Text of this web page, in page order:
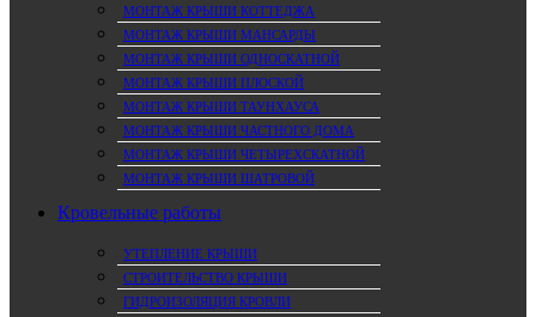
МОНТАЖ КРЫШИ КОТТЕДЖА
МОНТАЖ КРЫШИ МАНСАРДЫ
МОНТАЖ КРЫШИ ОДНОСКАТНОЙ
МОНТАЖ КРЫШИ ПЛОСКОЙ
МОНТАЖ КРЫШИ ТАУНХАУСА
МОНТАЖ КРЫШИ ЧАСТНОГО ДОМА
МОНТАЖ КРЫШИ ЧЕТЫРЕХСКАТНОЙ
МОНТАЖ КРЫШИ ШАТРОВОЙ
Кровельные работы
УТЕПЛЕНИЕ КРЫШИ
СТРОИТЕЛЬСТВО КРЫШИ
ГИДРОИЗОЛЯЦИЯ КРОВЛИ